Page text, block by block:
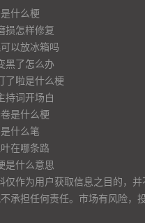
什么梗
损怎样修复
以放冰箱吗
黑了怎么办
了啦是什么梗
持词开场白
是什么梗
什么笔
在哪条路
是什么意思
作为用户获取信息之目的，并
承担任何责任。市场有风险，投